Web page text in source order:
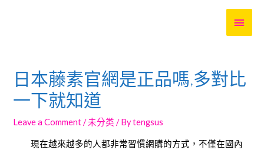
日本藤素官網是正品嗎,多對比
一下就知道
Leave a Comment /未分类 / Bytengsus
現在越來越多的人都非常習慣網購的方式，不僅在國內